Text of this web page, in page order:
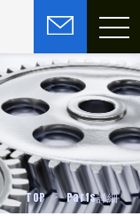
TOP Parts詳細